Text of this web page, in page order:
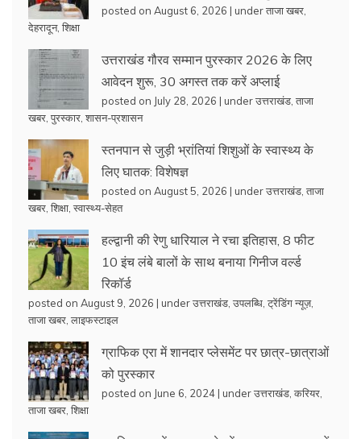
posted on August 6, 2026 | underताजा खबर
देहरादून, शिक्षा
उत्तराखंड गौरव सम्मान पुरस्कार 2026 के लिए
आवेदन शुरू, 30 अगस्त तक करें अप्लाई
posted on July 28, 2026 | underउत्तराखंड ताजा
खबर पुरस्कार शासन-प्रशासन
स्तनपान से जुड़ी भ्रांतियां शिशुओं के स्वास्थ्य के
लिए घातक: विशेषज्ञ
posted on August 5, 2026 | underउत्तराखंड ताजा
खबर शिक्षा स्वास्थ्य-सेहत
हल्द्वानी की रेणु धारियाल ने रचा इतिहास, 8 फीट
10 इंच लंबे बालों के साथ बनाया गिनीज वर्ल्ड
रिकॉर्ड
posted on August 9, 2026 | underउत्तराखंड उपलब्धि ट्रेंडिंग न्यूज़,
ताजा खबर लाइफस्टाइल
ग्राफिक एरा में शानदार प्लेसमेंट पर छात्र-छात्राओं
को पुरस्कार
posted on June 6, 2024 | underउत्तराखंड करियर
ताजा खबर शिक्षा